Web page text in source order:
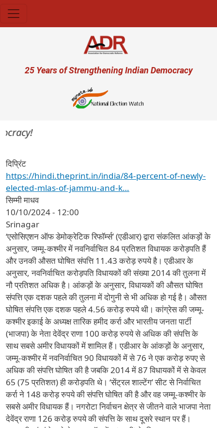
User account menu
25 Years of Strengthening Indian Democracy
दिप्रिंट
https://hindi.theprint.in/india/84-percent-of-newly-
elected-mlas-of-jammu-and-k…
सिम्मी माधव
10/10/2024 - 12:00
Srinagar
‘एसोसिएशन ऑफ डेमोक्रेटिक रिफॉर्म्स’ (एडीआर) द्वारा संकलित आंकड़ों के
अनुसार, जम्मू-कश्मीर में नवनिर्वाचित 84 प्रतिशत विधायक करोड़पति हैं
और उनकी औसत घोषित संपत्ति 11.43 करोड़ रुपये है। एडीआर के
अनुसार, नवनिर्वाचित करोड़पति विधायकों की संख्या 2014 की तुलना में
नौ प्रतिशत अधिक है। आंकड़ों के अनुसार, विधायकों की औसत घोषित
संपत्ति एक दशक पहले की तुलना में दोगुनी से भी अधिक हो गई है। औसत
घोषित संपत्ति एक दशक पहले 4.56 करोड़ रुपये थी। कांग्रेस की जम्मू-
कश्मीर इकाई के अध्यक्ष तारिक हमीद कर्रा और भारतीय जनता पार्टी
(भाजपा) के नेता देवेंद्र राणा 100 करोड़ रुपये से अधिक की संपत्ति के
साथ सबसे अमीर विधायकों में शामिल हैं। एडीआर के आंकड़ों के अनुसार,
जम्मू-कश्मीर में नवनिर्वाचित 90 विधायकों में से 76 ने एक करोड़ रुपए से
अधिक की संपत्ति घोषित की है जबकि 2014 में 87 विधायकों में से केवल
65 (75 प्रतिशत) ही करोड़पति थे। ‘सेंट्रल शाल्टेंग’ सीट से निर्वाचित
कर्रा ने 148 करोड़ रुपये की संपत्ति घोषित की है और वह जम्मू-कश्मीर के
सबसे अमीर विधायक हैं। नगरोटा निर्वाचन क्षेत्र से जीतने वाले भाजपा नेता
देवेंद्र राणा 126 करोड़ रुपये की संपत्ति के साथ दूसरे स्थान पर हैं।